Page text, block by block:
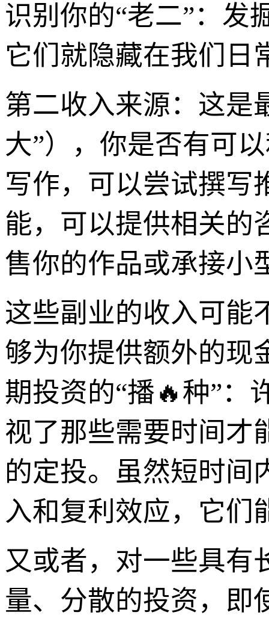
识别你的“老二”：发
它们就隐藏在我们日
第二收入来源：这是
大”），你是否有可
写作，可以尝试撰写
能，可以提供相关的
售你的作品或承接小
这些副业的收入可能
够为你提供额外的现
期投资的“播🔥种”：
视了那些需要时间才
的定投。虽然短时间
入和复利效应，它们
又或者，对一些具有
量、分散的投资，即